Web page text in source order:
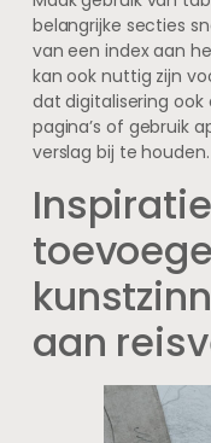
belangrijke secties
van een index aan
kan ook nuttig zijn
dat digitalisering ook
pagina’s of gebruik
verslag bij te houden.
aan